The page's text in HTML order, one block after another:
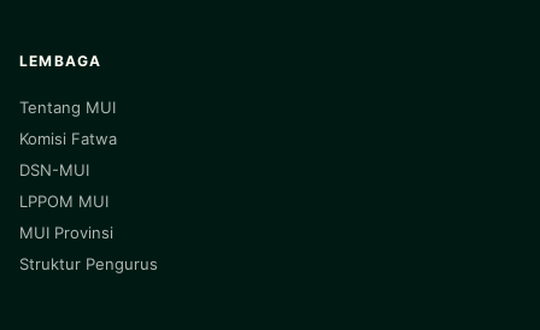
LEMBAGA
Tentang MUI
Komisi Fatwa
DSN-MUI
LPPOM MUI
MUI Provinsi
Struktur Pengurus